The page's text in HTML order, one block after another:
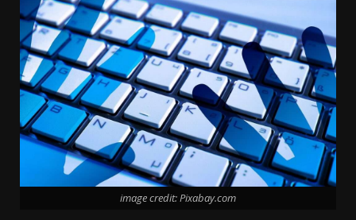
image credit: Pixabay.com